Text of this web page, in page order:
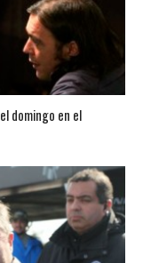
domingo en el